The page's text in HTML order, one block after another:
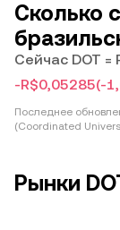
Сколько
Сейчас DOT =
-R$0,05285(-
Последнее
(Coordinated
Рынки